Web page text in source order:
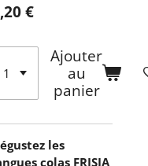
€
Ajouter
au
panier
les
colas FRISIA